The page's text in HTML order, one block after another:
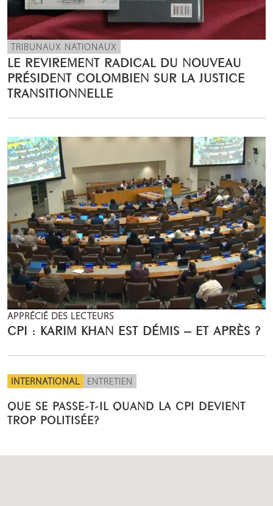
TRIBUNAUX NATIONAUX
LE REVIREMENT RADICAL DU NOUVEAU
PRÉSIDENT COLOMBIEN SUR LA JUSTICE
TRANSITIONNELLE
APPRÉCIÉ DES LECTEURS
CPI : KARIM KHAN EST DÉMIS – ET APRÈS ?
INTERNATIONAL ENTRETIEN
QUE SE PASSE-T-IL QUAND LA CPI DEVIENT
TROP POLITISÉE?